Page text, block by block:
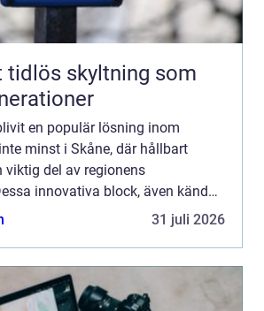
en populär lösning inom
minst i Skåne, där hållbart
viktig del av regionens
innovativa block, även kända
e...
31 juli 2026